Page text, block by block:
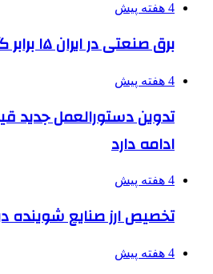
4 هفته پیش
برق صنعتی در ایران ۱۵ برابر گران‌تر از خانگی است
4 هفته پیش
تدوین دستورالعمل جدید
ادامه دارد
4 هفته پیش
تخصیص ارز صنایع شوینده
4 هفته پیش